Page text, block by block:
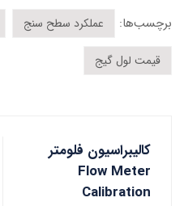
برچسب‌ها: عملکرد سطح سنج
قیمت لول گیج
کالیبراسیون فلومتر
Flow Meter
Calibration